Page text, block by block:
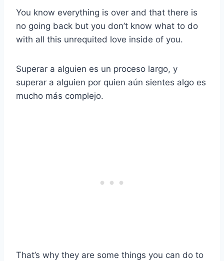
You know everything is over and that there is
no going back but you don’t know what to do
with all this unrequited love inside of you.
Superar a alguien es un proceso largo, y
superar a alguien por quien aún sientes algo es
mucho más complejo.
That’s why they are some things you can do to